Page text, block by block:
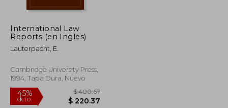
International Law
Reports (en Inglés)
Lauterpacht, E.
Cambridge University Press,
1994, Tapa Dura, Nuevo